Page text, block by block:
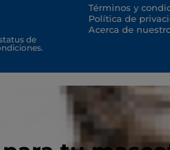
de
Términos y
Política de
Acerca de